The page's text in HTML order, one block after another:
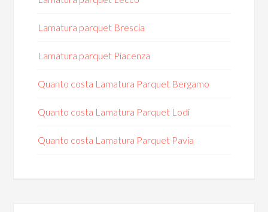
Lamatura parquet Brescia
Lamatura parquet Piacenza
Quanto costa Lamatura Parquet Bergamo
Quanto costa Lamatura Parquet Lodi
Quanto costa Lamatura Parquet Pavia